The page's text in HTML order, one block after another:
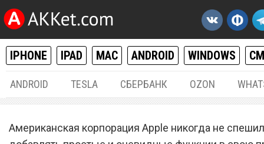
IPHONE IPAD MAC ANDROID WINDOWS
ANDROID TESLA СБЕРБАНК OZON
Американская корпорация Apple никогда не